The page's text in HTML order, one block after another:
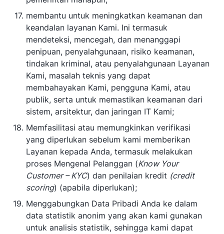
membantu untuk meningkatkan keamanan dan
keandalan layanan Kami. Ini termasuk
mendeteksi, mencegah, dan menanggapi
penipuan, penyalahgunaan, risiko keamanan,
tindakan kriminal, atau penyalahgunaan Layanan
Kami, masalah teknis yang dapat
membahayakan Kami, pengguna Kami, atau
publik, serta untuk memastikan keamanan dari
sistem, arsitektur, dan jaringan IT Kami;
Memfasilitasi atau memungkinkan verifikasi
yang diperlukan sebelum kami memberikan
Layanan kepada Anda, termasuk melakukan
proses Mengenal Pelanggan (Know Your
Customer – KYC) dan penilaian kredit (credit
scoring) (apabila diperlukan);
Menggabungkan Data Pribadi Anda ke dalam
data statistik anonim yang akan kami gunakan
untuk analisis statistik, sehingga kami dapat